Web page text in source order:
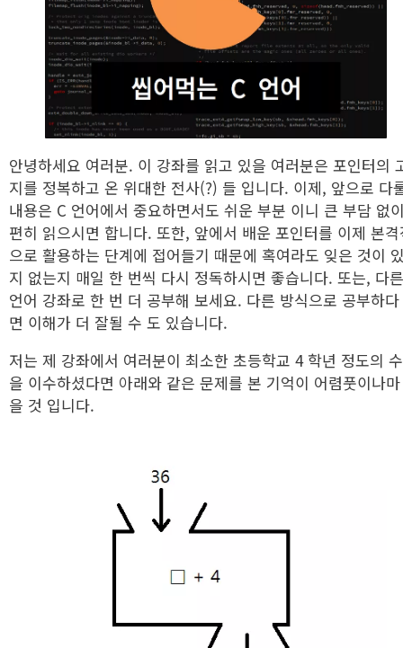
안녕하세요 여러분. 이 강좌를 읽고 있을 여러분은 포인터의
지를 정복하고 온 위대한 전사(?) 들 입니다. 이제, 앞으로 다
내용은 C 언어에서 중요하면서도 쉬운 부분 이니 큰 부담 없
편히 읽으시면 합니다. 또한, 앞에서 배운 포인터를 이제 본
으로 활용하는 단계에 접어들기 때문에 혹여라도 잊은 것이
지 없는지 매일 한 번씩 다시 정독하시면 좋습니다. 또는, 다
언어 강좌로 한 번 더 공부해 보세요. 다른 방식으로 공부하
면 이해가 더 잘될 수 도 있습니다.
저는 제 강좌에서 여러분이 최소한 초등학교 4 학년 정도의
을 이수하셨다면 아래와 같은 문제를 본 기억이 어렴풋이나
을 것 입니다.